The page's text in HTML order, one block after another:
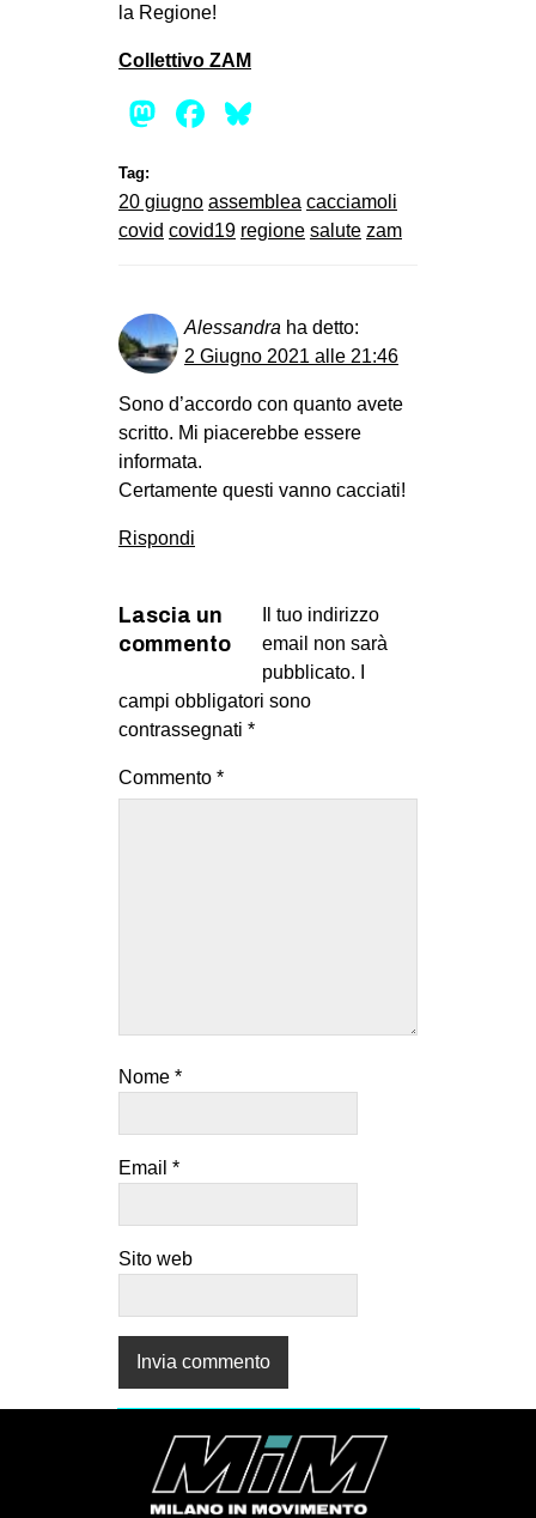
la Regione!
Collettivo ZAM
Mastodon
Facebook
Tag:
20 giugno assemblea cacciamoli
covid covid19 regione salute zam
Alessandra ha detto:
2 Giugno 2021 alle 21:46
Sono d’accordo con quanto avete
scritto. Mi piacerebbe essere
informata.
Certamente questi vanno cacciati!
Rispondi
Lascia un
commento
Il tuo indirizzo
email non sarà
pubblicato.
campi obbligatori sono
contrassegnati *
Commento *
Nome *
Email *
Sito web